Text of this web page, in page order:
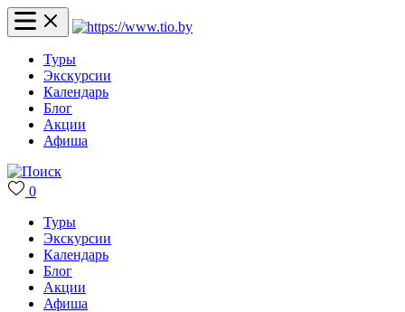
Туры
Экскурсии
Календарь
Блог
Акции
Афиша
0
Туры
Экскурсии
Календарь
Блог
Акции
Афиша